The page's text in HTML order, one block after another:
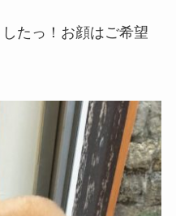
たっ！お顔はご希望